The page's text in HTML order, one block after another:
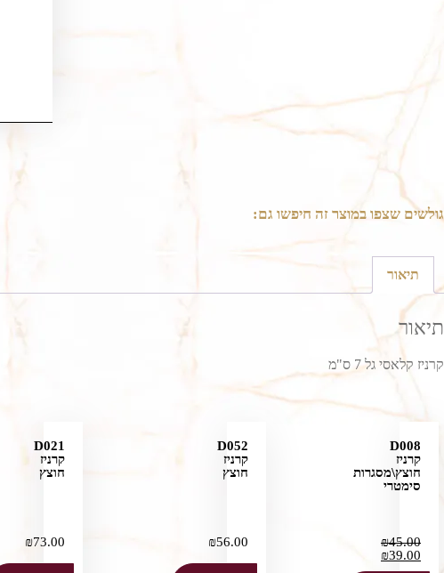
גולשים שצפו במוצר זה חיפשו גם:
תיאור
תיאור
קרניז קלאסי גל 7 ס"מ
D008
קרניז
חוצץ\מסגרות
סימטרי
₪45.00
₪39.00
D052
קרניז
חוצץ
₪56.00
D021
קרניז
חוצץ
₪73.00